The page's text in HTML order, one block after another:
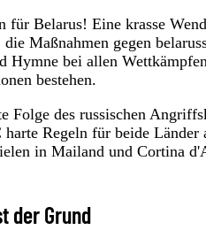
für Belarus! Eine krasse
Maßnahmen gegen
Hymne bei allen
bestehen.
Folge des russischen
Regeln für beide
in Mailand und Cortina
der Grund